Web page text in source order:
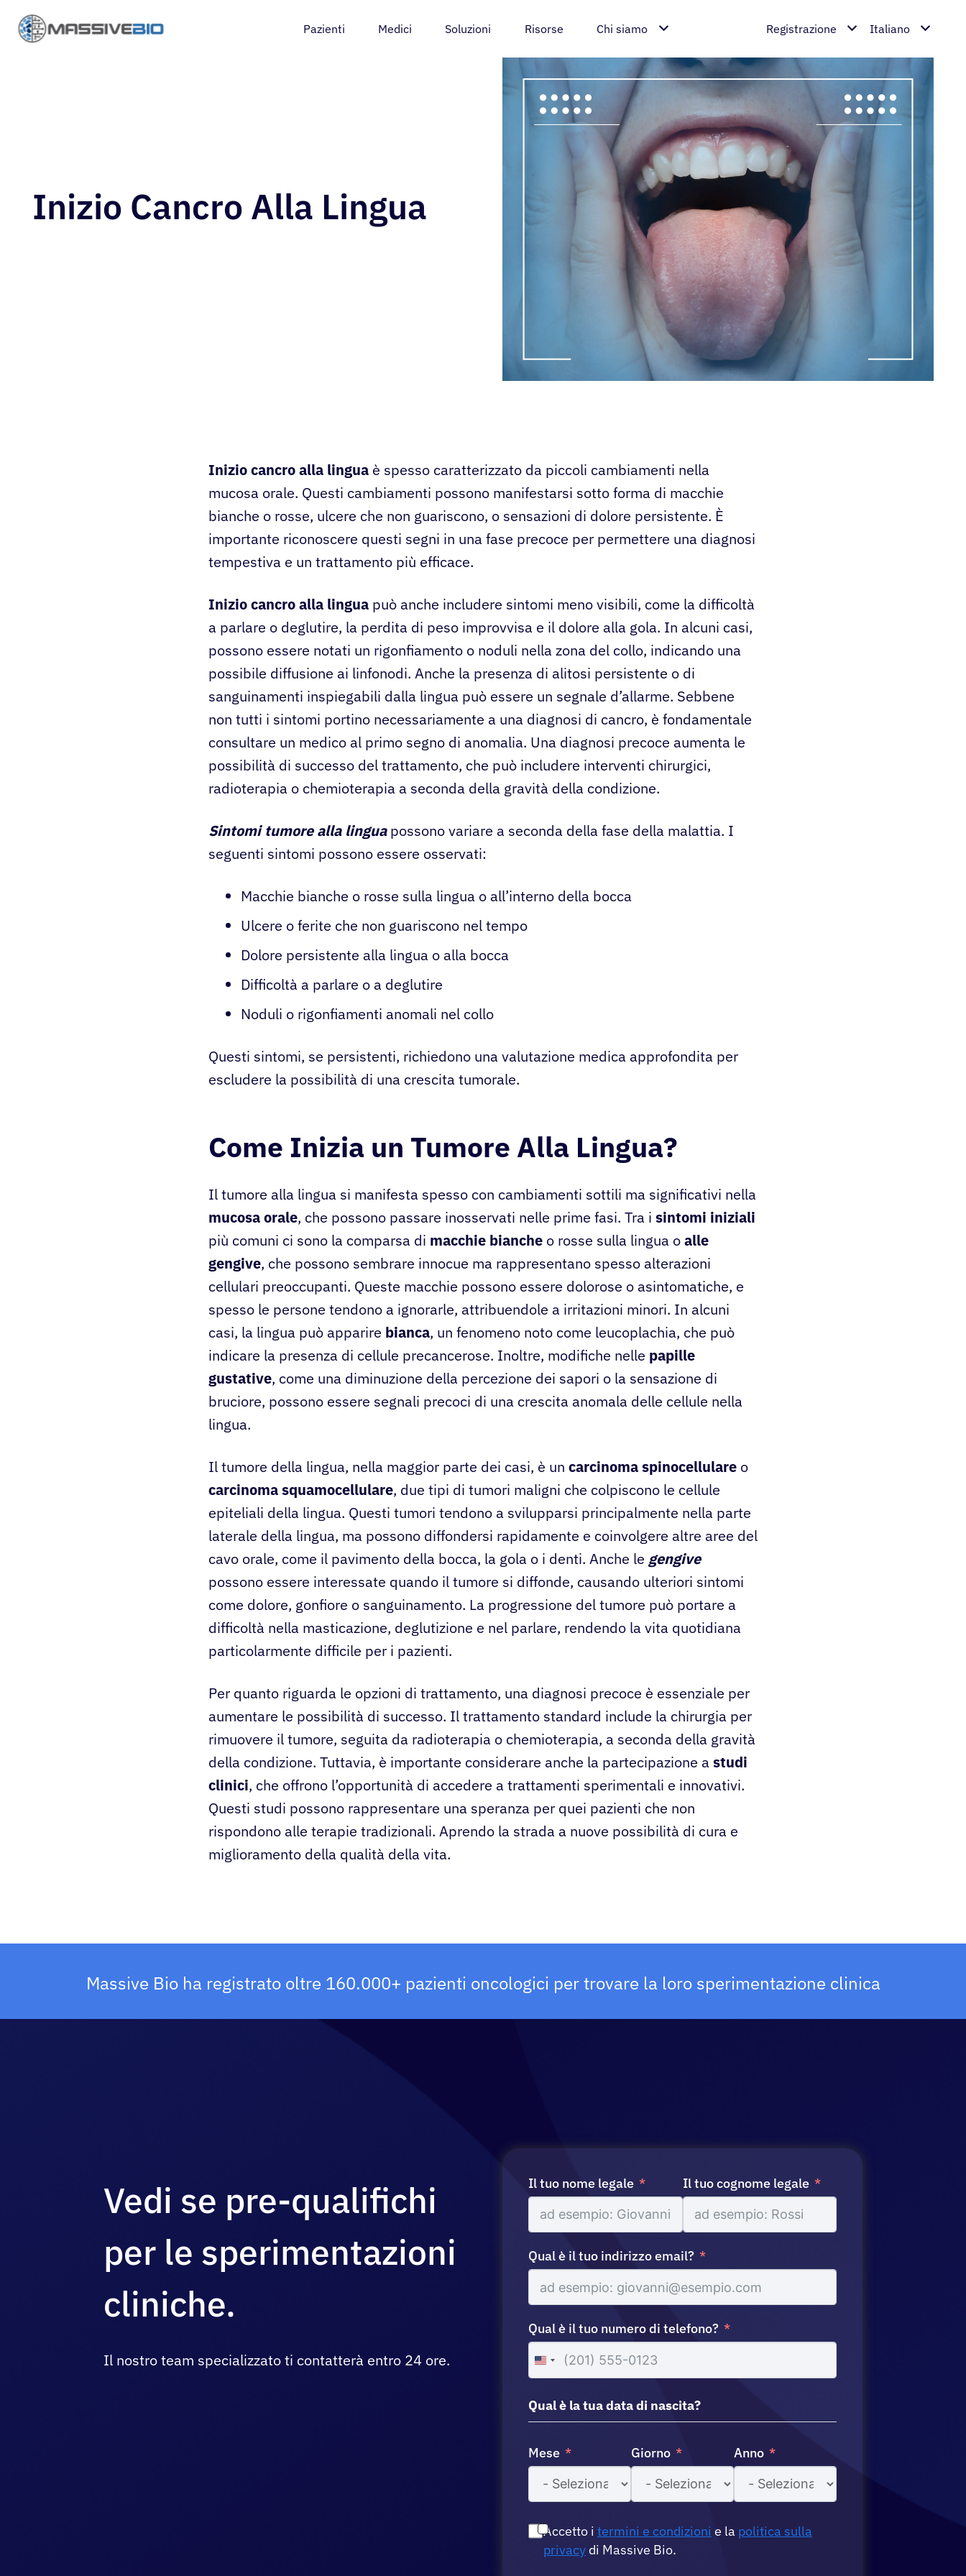
Pazienti Medici Soluzioni Risorse Chi siamo Registrazione Italiano
Inizio Cancro Alla Lingua
Inizio cancro alla lingua è spesso caratterizzato da piccoli cambiamenti nella
mucosa orale. Questi cambiamenti possono manifestarsi sotto forma di macchie
bianche o rosse, ulcere che non guariscono, o sensazioni di dolore persistente. È
importante riconoscere questi segni in una fase precoce per permettere una diagnosi
tempestiva e un trattamento più efficace.
Inizio cancro alla lingua può anche includere sintomi meno visibili, come la difficoltà
a parlare o deglutire, la perdita di peso improvvisa e il dolore alla gola. In alcuni casi,
possono essere notati un rigonfiamento o noduli nella zona del collo, indicando una
possibile diffusione ai linfonodi. Anche la presenza di alitosi persistente o di
sanguinamenti inspiegabili dalla lingua può essere un segnale d’allarme. Sebbene
non tutti i sintomi portino necessariamente a una diagnosi di cancro, è fondamentale
consultare un medico al primo segno di anomalia. Una diagnosi precoce aumenta le
possibilità di successo del trattamento, che può includere interventi chirurgici,
radioterapia o chemioterapia a seconda della gravità della condizione.
Sintomi tumore alla linguapossono variare a seconda della fase della malattia. I
seguenti sintomi possono essere osservati:
Macchie bianche o rosse sulla lingua o all’interno della bocca
Ulcere o ferite che non guariscono nel tempo
Dolore persistente alla lingua o alla bocca
Difficoltà a parlare o a deglutire
Noduli o rigonfiamenti anomali nel collo
Questi sintomi, se persistenti, richiedono una valutazione medica approfondita per
escludere la possibilità di una crescita tumorale.
Come Inizia un Tumore Alla Lingua?
Il tumore alla lingua si manifesta spesso con cambiamenti sottili ma significativi nella
mucosa orale, che possono passare inosservati nelle prime fasi. Tra i sintomi iniziali
più comuni ci sono la comparsa di macchie bianche o rosse sulla lingua oalle
gengive, che possono sembrare innocue ma rappresentano spesso alterazioni
cellulari preoccupanti. Queste macchie possono essere dolorose o asintomatiche, e
spesso le persone tendono a ignorarle, attribuendole a irritazioni minori. In alcuni
casi, la lingua può apparire bianca, un fenomeno noto come leucoplachia, che può
indicare la presenza di cellule precancerose. Inoltre, modifiche nelle papille
gustative, come una diminuzione della percezione dei sapori o la sensazione di
bruciore, possono essere segnali precoci di una crescita anomala delle cellule nella
lingua.
Il tumore della lingua, nella maggior parte dei casi, è un carcinoma spinocellulare o
carcinoma squamocellulare, due tipi di tumori maligni che colpiscono le cellule
epiteliali della lingua. Questi tumori tendono a svilupparsi principalmente nella parte
laterale della lingua, ma possono diffondersi rapidamente e coinvolgere altre aree del
cavo orale, come il pavimento della bocca, la gola o i denti. Anche le gengive
possono essere interessate quando il tumore si diffonde, causando ulteriori sintomi
come dolore, gonfiore o sanguinamento. La progressione del tumore può portare a
difficoltà nella masticazione, deglutizione e nel parlare, rendendo la vita quotidiana
particolarmente difficile per i pazienti.
Per quanto riguarda le opzioni di trattamento, una diagnosi precoce è essenziale per
aumentare le possibilità di successo. Il trattamento standard include la chirurgia per
rimuovere il tumore, seguita da radioterapia o chemioterapia, a seconda della gravità
della condizione. Tuttavia, è importante considerare anche la partecipazione astudi
clinici, che offrono l’opportunità di accedere a trattamenti sperimentali e innovativi.
Questi studi possono rappresentare una speranza per quei pazienti che non
rispondono alle terapie tradizionali. Aprendo la strada a nuove possibilità di cura e
miglioramento della qualità della vita.
Massive Bio ha registrato oltre 160.000+ pazienti oncologici per trovare la loro sperimentazione clinica
Vedi se pre-qualifichi
per le sperimentazioni
cliniche.
Il nostro team specializzato ti contatterà entro 24 ore.
Il tuo nome legale Il tuo cognome legale
Qual è il tuo indirizzo email?
Qual è il tuo numero di telefono?
United
States
+1
Qual è la tua data di nascita?
Mese Giorno Anno
Accetto i termini e condizioni e la politica sulla
privacy di Massive Bio.